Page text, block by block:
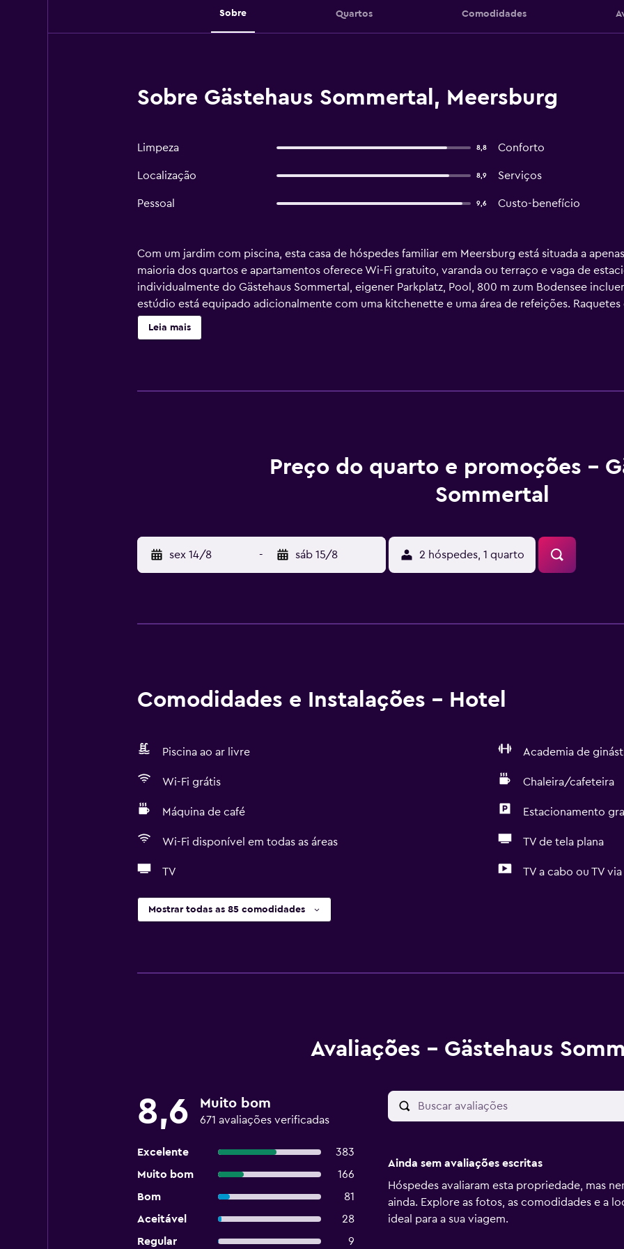
Sobre Quartos Comodidades
Sobre Gästehaus Sommertal, Meersburg
Limpeza 8,8 Conforto
Localização 8,9 Serviços
Pessoal 9,6 Custo-benefício
Com um jardim com piscina, esta casa de hóspedes familiar em Meersburg está situada a
maioria dos quartos e apartamentos oferece Wi-Fi gratuito, varanda ou terraço e vaga de
individualmente do Gästehaus Sommertal, eigener Parkplatz, Pool, 800 m zum Bodensee
estúdio está equipado adicionalmente com uma kitchenette e uma área de refeições.
e um clube de tênis fica a 300 metros da pousada. A famosa cidade velha de Meersburg fica a
café da manhã é oferecido aos hóspedes do Gästehaus Sommertal, no hotel vizinho Schützen.
Leia mais
Preço do quarto e promoções -
Sommertal
sex 14/8 - sáb 15/8 2 hóspedes, 1 quarto
Comodidades e Instalações - Hotel
Piscina ao ar livre Academia de
Wi-Fi grátis Chaleira/cafeteira
Máquina de café Estacionamento
Wi-Fi disponível em todas as áreas TV de tela plana
TV TV a cabo ou TV
Mostrar todas as 85 comodidades
Avaliações - Gästehaus
8,6 Muito bom
671 avaliações verificadas
Excelente
383
Muito bom
166
Bom
81
Aceitável
28
Regular
9
Ainda sem avaliações escritas
Hóspedes avaliaram esta propriedade, mas
ainda. Explore as fotos, as comodidades e a
ideal para a sua viagem.